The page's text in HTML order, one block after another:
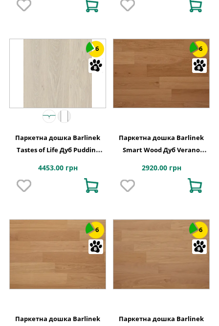
6
Паркетна дошка Barlinek
Tastes of Life Дуб Pudding
4453.00 грн
6
Паркетна дошка Barlinek
Smart Wood Дуб Verano
2920.00 грн
6
Паркетна дошка Barlinek
6
Паркетна дошка Barlinek